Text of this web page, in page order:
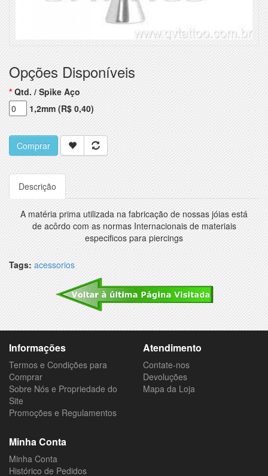
Opções Disponíveis
Qtd. / Spike Aço
1,2mm (R$ 0,40)
Comprar
Descrição
A matéria prima utilizada na fabricação de nossas jóias está
de acôrdo com as normas Internacionais de materiais
especificos para piercings
Tags: acessorios
Informações
Termos e Condições para
Comprar
Sobre Nós e Propriedade do
Site
Promoções e Regulamentos
Atendimento
Contate-nos
Devoluções
Mapa da Loja
Minha Conta
Minha Conta
Histórico de Pedidos